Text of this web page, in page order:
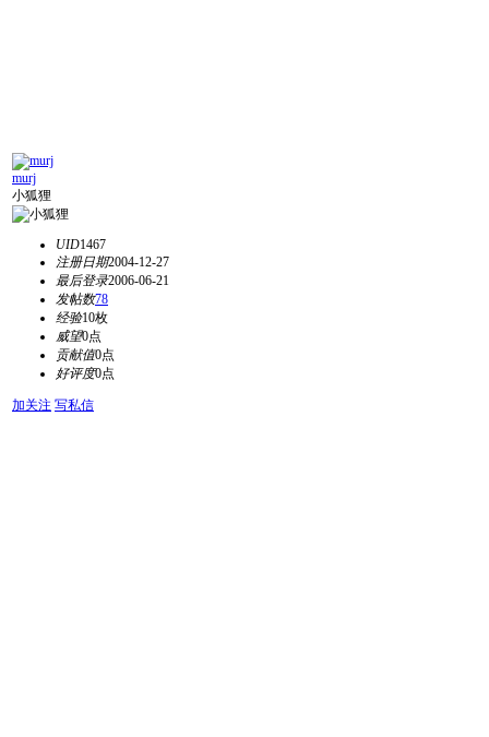
murj
小狐狸
UID1467
注册日期2004-12-27
最后登录2006-06-21
发帖数78
经验10枚
威望0点
贡献值0点
好评度0点
加关注 写私信